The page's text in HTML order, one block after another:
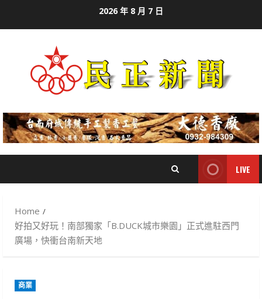
2026 年 8 月 7 日
LIVE
Home
好拍又好玩！南部獨家「B.DUCK城市樂園」正式進駐西門
廣場，快衝台南新天地
商業